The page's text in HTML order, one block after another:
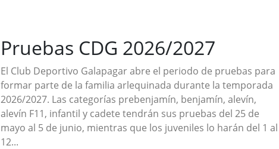
Pruebas CDG 2026/2027
El Club Deportivo Galapagar abre el periodo de pruebas para
formar parte de la familia arlequinada durante la temporada
2026/2027. Las categorías prebenjamín, benjamín, alevín,
alevín F11, infantil y cadete tendrán sus pruebas del 25 de
mayo al 5 de junio, mientras que los juveniles lo harán del 1 al
12...